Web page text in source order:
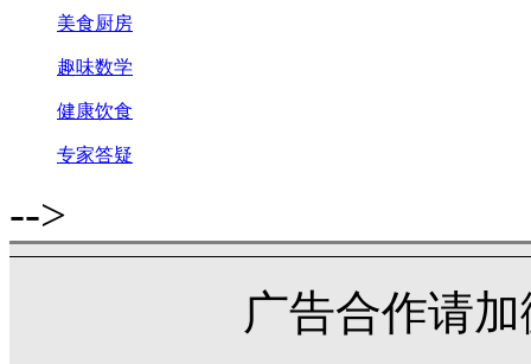
美食厨房
趣味数学
健康饮食
专家答疑
-->
广告合作请加